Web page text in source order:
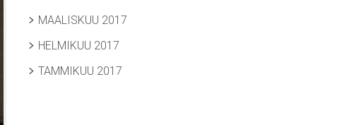
MAALISKUU 2017
HELMIKUU 2017
TAMMIKUU 2017